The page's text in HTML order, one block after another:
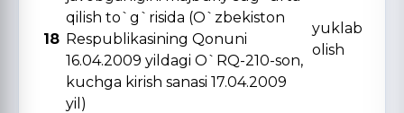
18
qilish to`g`risida (O`zbekiston
Respublikasining Qonuni
16.04.2009 yildagi O`RQ-210-son,
kuchga kirish sanasi 17.04.2009
yil)
yuklab
olish